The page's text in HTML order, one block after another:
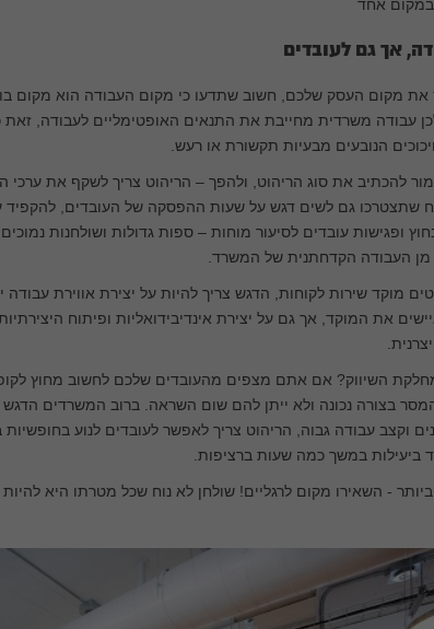
במקום אחד
אך גם לעובדים
את מקום העסק שלכם, חשוב שתדעו כי מקום העבודה הוא מקום
עבודה משרדית מחייבת את התנאים האופטימליים לעבודה,
הנובעים מבעיות תקשורת או רעש.
להכתיב את סוג הריהוט, ולהפך – הריהוט צריך לשקף את
שתצטרכו גם לשים דגש על שעות ההפסקה של העובדים, להקפיד
ופגישות עובדים לסיעור מוחות – ספות גדולות ושולחנות נמוכים
מן העבודה הקדחתנית של המשרד.
מוקד שירות לקוחות, הדגש צריך להיות על יצירת אווירת עבודה
את המוקד, אך גם על יצירת אינדיבידואליות ופיתוח
השיווק? אם אתם מצפים מהעובדים שלכם לחשוב מחוץ
בצורה נכונה ולא ייתן להם שום השראה. ברוב המשרדים
וקצב עבודה גבוה, הריהוט צריך לאפשר לעובדים לנוע
ביעילות במשך כמה שעות ברציפות.
- השאירו מקום לרגליים! שולחן לא נוח שכל מטרתו היא